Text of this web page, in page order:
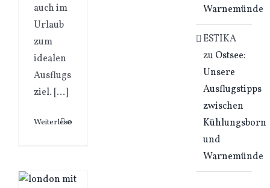
auch im
Urlaub
zum
idealen
Ausflugs
ziel. [...]
Weiterlesen
0
Warnemünde
ESTIKA
zu Ostsee:
Unsere
Ausflugstipps
zwischen
Kühlungsborn
und
Warnemünde